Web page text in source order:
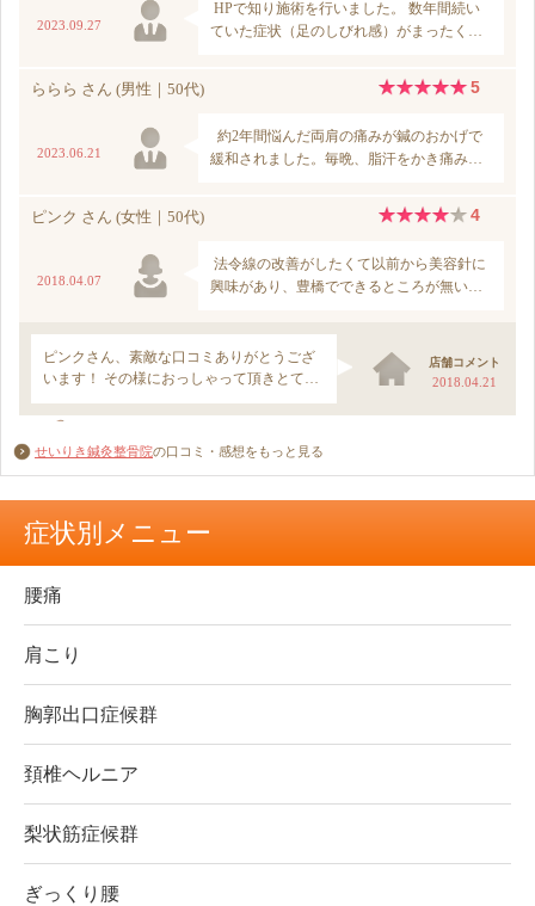
せいりき鍼灸整骨院の口コミ・感想をもっと見る
症状別メニュー
腰痛
肩こり
胸郭出口症候群
頚椎ヘルニア
梨状筋症候群
ぎっくり腰